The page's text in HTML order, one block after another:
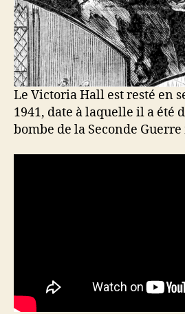
Le Victoria Hall est resté en
1941, date à laquelle il a été
bombe de la Seconde